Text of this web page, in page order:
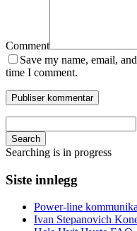
Comment
Save my name, email,
time I comment.
Search
Searching is in progress
Siste innlegg
Power-line
Ivan Stepanovich